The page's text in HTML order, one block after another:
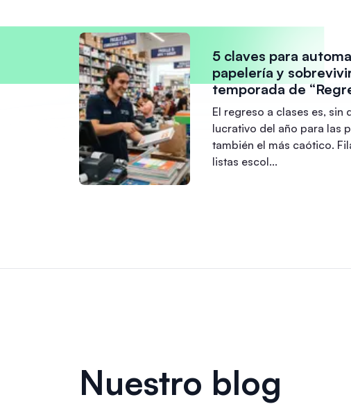
5 claves para
papelería y
temporada de
El regreso a clases es, sin
lucrativo del año para las
también el más caótico.
listas escol...
Nuestro blog